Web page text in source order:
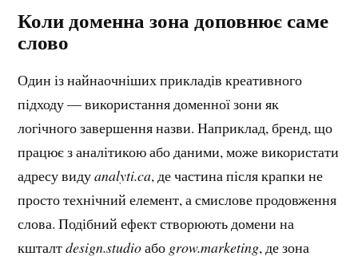
Коли доменна зона доповнює саме
слово
Один із найнаочніших прикладів креативного
підходу — використання доменної зони як
логічного завершення назви. Наприклад, бренд, що
працює з аналітикою або даними, може використати
адресу видуanalyti.ca, де частина після крапки не
просто технічний елемент, а смислове продовження
слова. Подібний ефект створюють домени на
кшталтdesign.studioабо grow.marketing, де зона